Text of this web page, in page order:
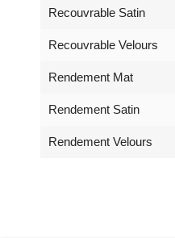
Recouvrable Satin
Recouvrable Velours
Rendement Mat
Rendement Satin
Rendement Velours